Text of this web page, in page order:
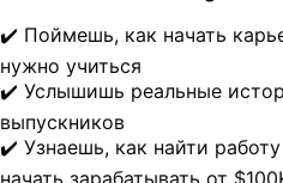
✔️ Поймешь, как начать
нужно учиться
✔️ Услышишь реальные
выпускников
✔️ Узнаешь, как найти
начать зарабатывать от